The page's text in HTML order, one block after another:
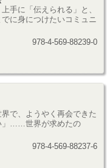
手に「伝えられる」と、
に身につけたいコミュニ
978-4-569-88239-0
で、ようやく再会できた
」……世界が求めたの
978-4-569-88237-6